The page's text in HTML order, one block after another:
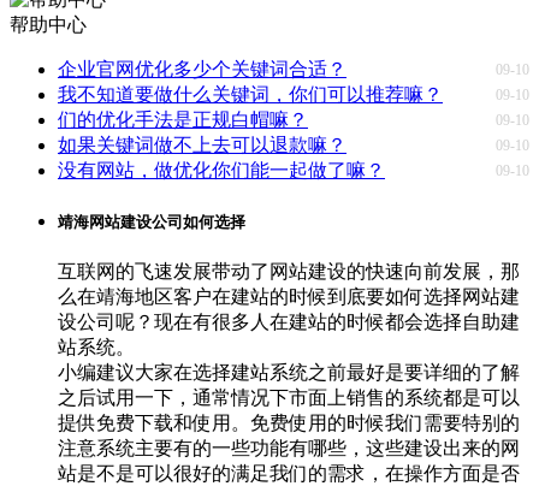
帮助中心
企业官网优化多少个关键词合适？ 09-10
我不知道要做什么关键词，你们可以推荐嘛？ 09-10
们的优化手法是正规白帽嘛？ 09-10
如果关键词做不上去可以退款嘛？ 09-10
没有网站，做优化你们能一起做了嘛？ 09-10
靖海网站建设公司如何选择
互联网的飞速发展带动了网站建设的快速向前发展，那
么在靖海地区客户在建站的时候到底要如何选择网站建
设公司呢？现在有很多人在建站的时候都会选择自助建
站系统。
小编建议大家在选择建站系统之前最好是要详细的了解
之后试用一下，通常情况下市面上销售的系统都是可以
提供免费下载和使用。免费使用的时候我们需要特别的
注意系统主要有的一些功能有哪些，这些建设出来的网
站是不是可以很好的满足我们的需求，在操作方面是否